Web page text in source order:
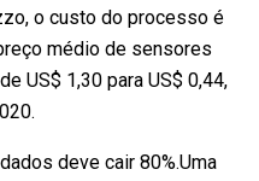
o custo do processo é
médio de sensores
US$ 1,30 para US$ 0,44,
deve cair 80%.Uma